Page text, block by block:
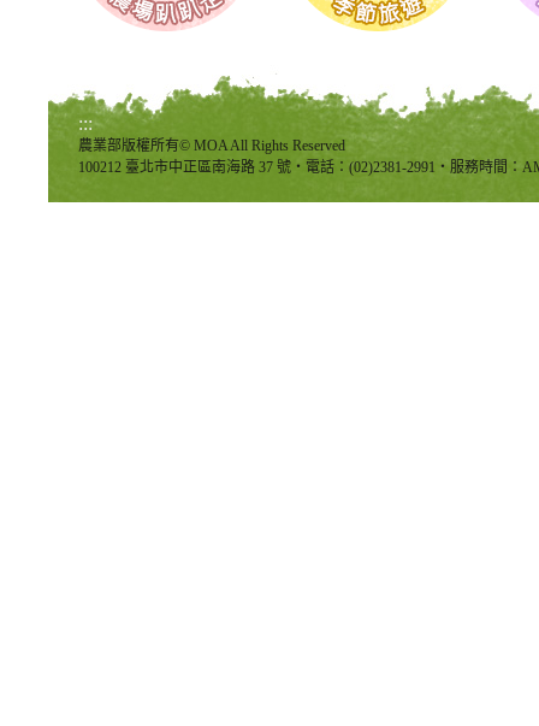
:::
農業部版權所有© MOA All Rights Reserved
100212 臺北市中正區南海路 37 號‧電話：(02)2381-2991‧服務時間：